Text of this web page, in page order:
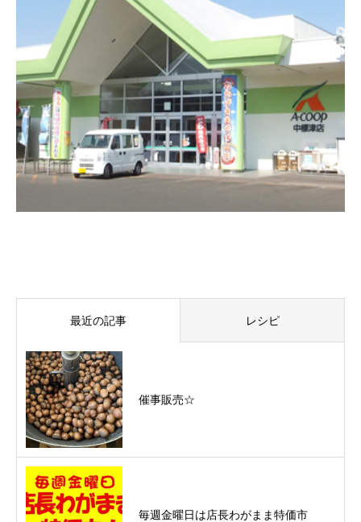
最近の記事 レシピ
催事販売☆
毎週金曜日は店長わがまま特価市